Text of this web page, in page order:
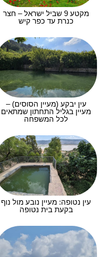
מקטע 9 שביל ישראל – חצר
כנרת עד כפר קיש
עין יבקע (מעיין הסוסים) –
מעיין בגליל התחתון שמתאים
לכל המשפחה
עין נטופה: מעיין נובע מול נוף
בקעת בית נטופה